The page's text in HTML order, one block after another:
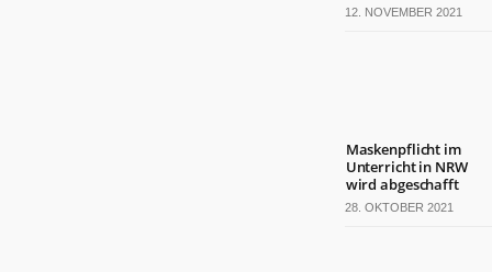
12. NOVEMBER 2021
Maskenpflicht im
Unterricht in NRW
wird abgeschafft
28. OKTOBER 2021